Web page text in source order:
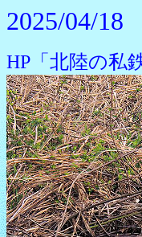
2025/04/18
HP「北陸の私